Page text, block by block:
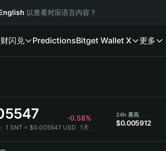
以查看对应语言内容？
闪兑 PredictionsBitget Wallet X 更多
-0.58%
1 SNT = $0.005547 USD 1天
24h 最高
$0.005912